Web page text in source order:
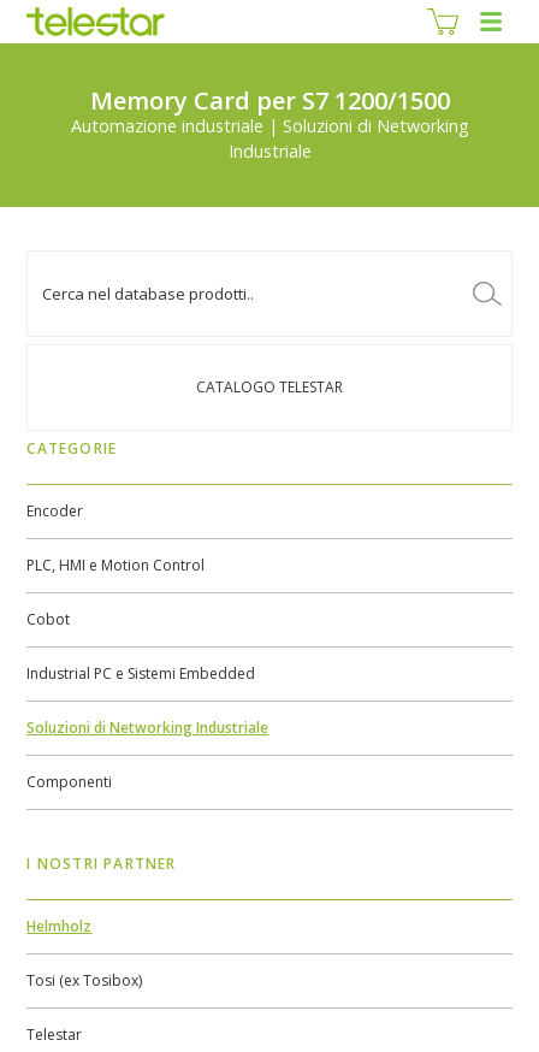
Memory Card per S7 1200/1500
Automazione industriale | Soluzioni di Networking
Industriale
CATALOGO TELESTAR
CATEGORIE
Encoder
PLC, HMI e Motion Control
Cobot
Industrial PC e Sistemi Embedded
Soluzioni di Networking Industriale
Componenti
I NOSTRI PARTNER
Helmholz
Tosi (ex Tosibox)
Telestar